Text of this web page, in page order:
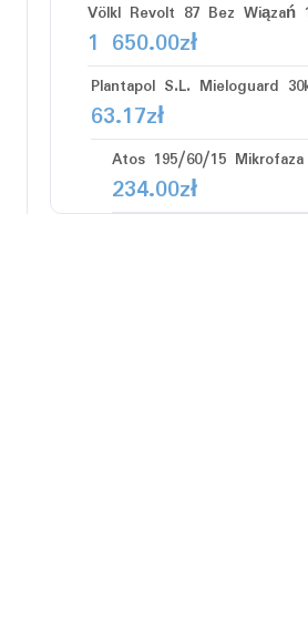
Völkl Revolt 87 Bez Wiązań
1 650.00zł
Plantapol S.L. Mieloguard
63.17zł
Atos 195/60/15
234.00zł